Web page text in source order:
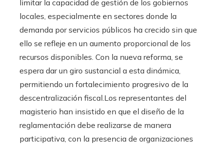
limitar la capacidad de gestión de los gobiernos
locales, especialmente en sectores donde la
demanda por servicios públicos ha crecido sin que
ello se refleje en un aumento proporcional de los
recursos disponibles. Con la nueva reforma, se
espera dar un giro sustancial a esta dinámica,
permitiendo un fortalecimiento progresivo de la
descentralización fiscal.Los representantes del
magisterio han insistido en que el diseño de la
reglamentación debe realizarse de manera
participativa, con la presencia de organizaciones